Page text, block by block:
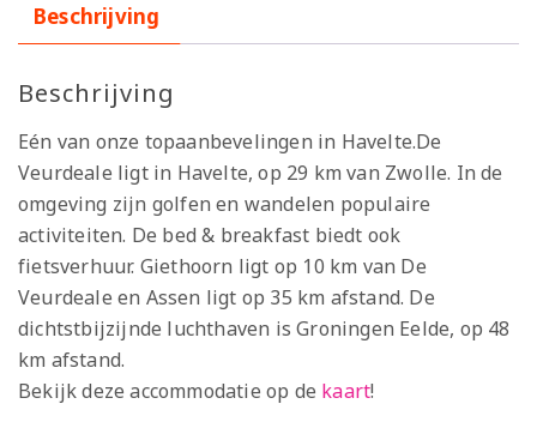
Beschrijving
Beschrijving
Eén van onze topaanbevelingen in Havelte.De
Veurdeale ligt in Havelte, op 29 km van Zwolle. In de
omgeving zijn golfen en wandelen populaire
activiteiten. De bed & breakfast biedt ook
fietsverhuur. Giethoorn ligt op 10 km van De
Veurdeale en Assen ligt op 35 km afstand. De
dichtstbijzijnde luchthaven is Groningen Eelde, op 48
km afstand.
Bekijk deze accommodatie op de kaart!